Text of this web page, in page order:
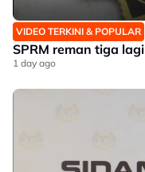
VIDEO TERKINI & POPULAR
SPRM reman tiga
1 day ago